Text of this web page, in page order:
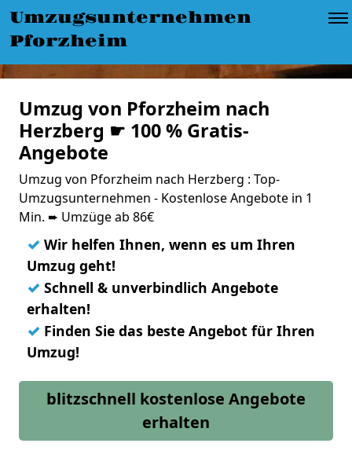
Umzugsunternehmen
Pforzheim
Umzug von Pforzheim nach
Herzberg ☛ 100 % Gratis-
Angebote
Umzug von Pforzheim nach Herzberg : Top-
Umzugsunternehmen - Kostenlose Angebote in 1
Min. ➨ Umzüge ab 86€
✓ Wir helfen Ihnen, wenn es um Ihren
Umzug geht!
✓ Schnell & unverbindlich Angebote
erhalten!
✓ Finden Sie das beste Angebot für Ihren
Umzug!
blitzschnell kostenlose Angebote
erhalten